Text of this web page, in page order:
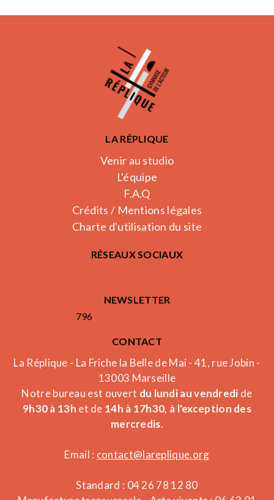
LA RÉPLIQUE
Venir au studio
L'équipe
F.A.Q
Crédits / Mentions légales
Charte d'utilisation du site
RÉSEAUX SOCIAUX
NEWSLETTER
796
CONTACT
La Réplique - La Friche la Belle de Mai - 41, rue Jobin -
13003 Marseille
Notre bureau est ouvert du lundi au vendredi de
9h30 à 13h et de 14h à 17h30, à l'exception des
mercredis.
Email : contact@lareplique.org
Standard : 04 26 78 12 80